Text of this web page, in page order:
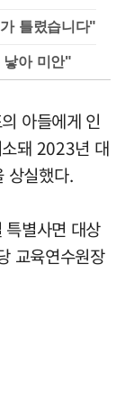
틀렸습니다"
아 미안"
아들에게 인
돼 2023년 대
상실했다.
특별사면 대상
교육연수원장